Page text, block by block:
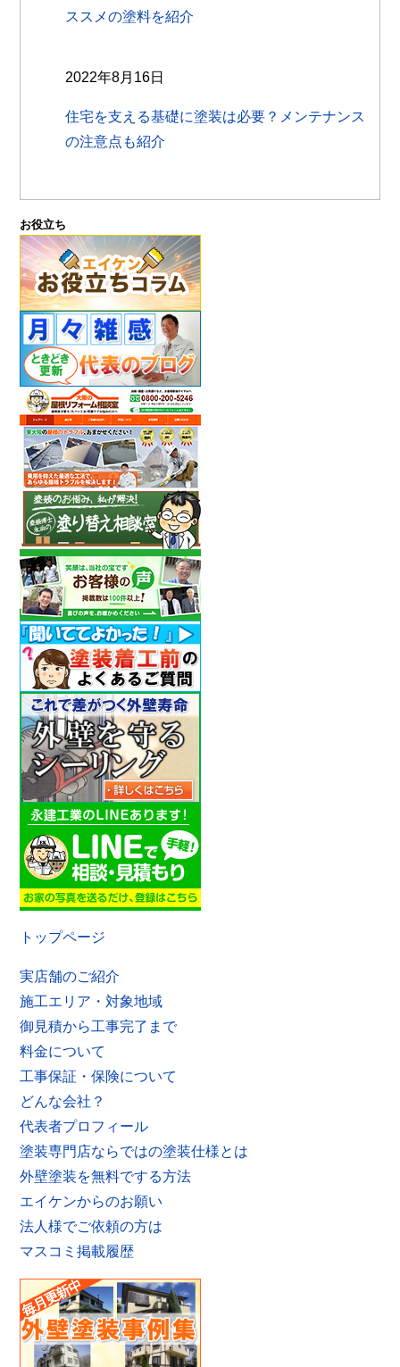
ススメの塗料を紹介
2022年8月16日
住宅を支える基礎に塗装は必要？メンテナンス
の注意点も紹介
お役立ち
トップページ
実店舗のご紹介
施工エリア・対象地域
御見積から工事完了まで
料金について
工事保証・保険について
どんな会社？
代表者プロフィール
塗装専門店ならではの塗装仕様とは
外壁塗装を無料でする方法
エイケンからのお願い
法人様でご依頼の方は
マスコミ掲載履歴